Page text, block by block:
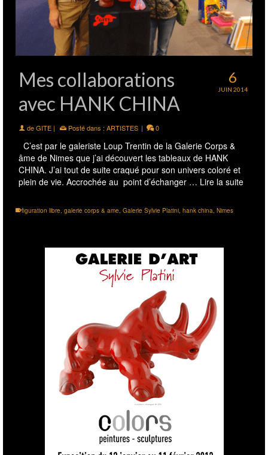
6
JUIN 2014
Mes collaborations
avec HANK CHINA
deGITE | Posté dans : ARTISTES | 0
C’est par le galeriste Loup Trentin de la Galerie Corps &
âme de Nimes que j’ai découvert les tableaux de HANK
CHINA. J’ai tout de suite craqué pour son univers coloré et
plein de vie. Accrochée au point d’échanger … Lire la suite
figuration libre galerie corps & ame Galerie Sylvie Platini hank china Nimes